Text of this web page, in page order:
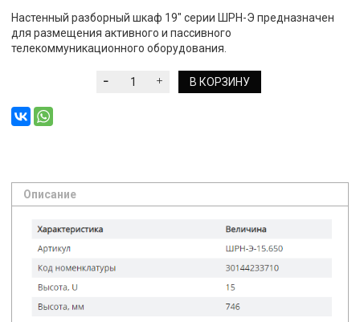
Настенный разборный шкаф 19" серии ШРН-Э предназначен
для размещения активного и пассивного
телекоммуникационного оборудования.
В КОРЗИНУ
Описание